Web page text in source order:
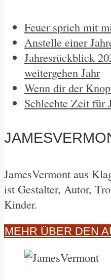
Feuer sprich mit
Anstelle einer
Jahresrückblick
weitergehen Jahr
Wenn dir der
Schlechte Zeit für
JamesVermont aus
ist Gestalter, Autor,
Kinder.
MEHR ÜBER DEN